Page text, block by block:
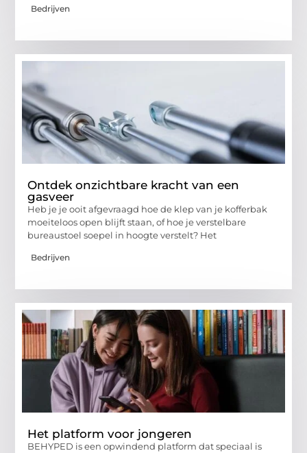
Bedrijven
Ontdek onzichtbare kracht van een
gasveer
Heb je je ooit afgevraagd hoe de klep van je kofferbak
moeiteloos open blijft staan, of hoe je verstelbare
bureaustoel soepel in hoogte verstelt? Het
Bedrijven
Het platform voor jongeren
BEHYPED is een opwindend platform dat speciaal is